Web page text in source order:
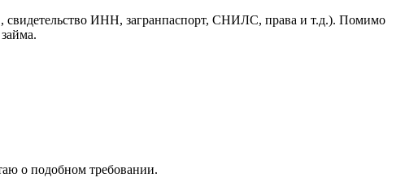
свидетельство ИНН, загранпаспорт, СНИЛС, права и т.д.). Помимо
о подобном требовании.